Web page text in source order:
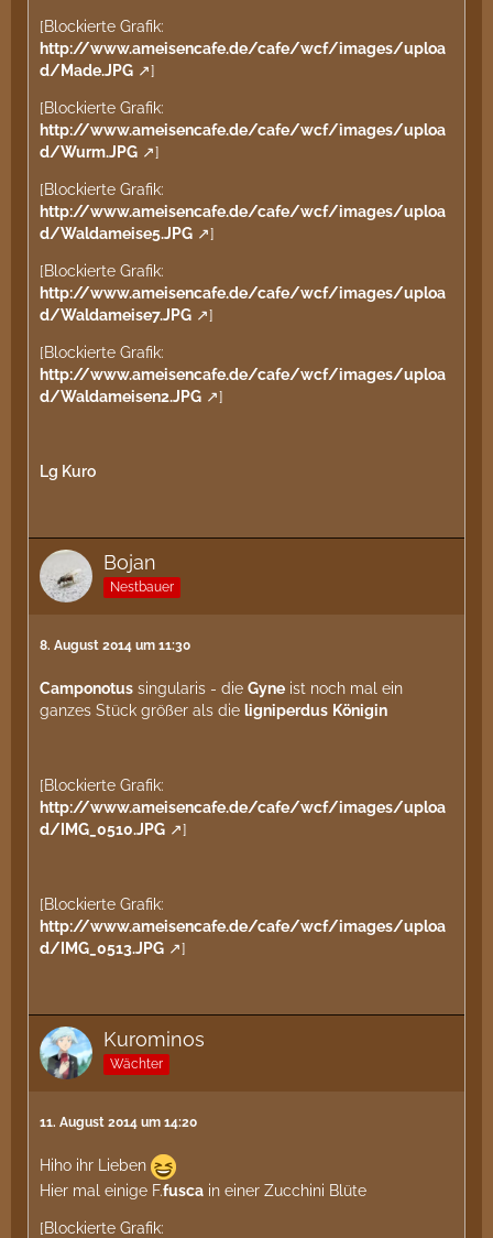
[Blockierte Grafik:
http://www.ameisencafe.de/cafe/wcf/images/uploa
d/Made.JPG
]
[Blockierte Grafik:
http://www.ameisencafe.de/cafe/wcf/images/uploa
d/Wurm.JPG
]
[Blockierte Grafik:
http://www.ameisencafe.de/cafe/wcf/images/uploa
d/Waldameise5.JPG
]
[Blockierte Grafik:
http://www.ameisencafe.de/cafe/wcf/images/uploa
d/Waldameise7.JPG
]
[Blockierte Grafik:
http://www.ameisencafe.de/cafe/wcf/images/uploa
d/Waldameisen2.JPG
]
Lg Kuro
Bojan
Nestbauer
8. August 2014 um 11:30
Camponotus singularis - die Gyne ist noch mal ein
ganzes Stück größer als die ligniperdus Königin
[Blockierte Grafik:
http://www.ameisencafe.de/cafe/wcf/images/uploa
d/IMG_0510.JPG
]
[Blockierte Grafik:
http://www.ameisencafe.de/cafe/wcf/images/uploa
d/IMG_0513.JPG
]
Kurominos
Wächter
11. August 2014 um 14:20
Hiho ihr Lieben
Hier mal einige F.fusca in einer Zucchini Blüte
[Blockierte Grafik: